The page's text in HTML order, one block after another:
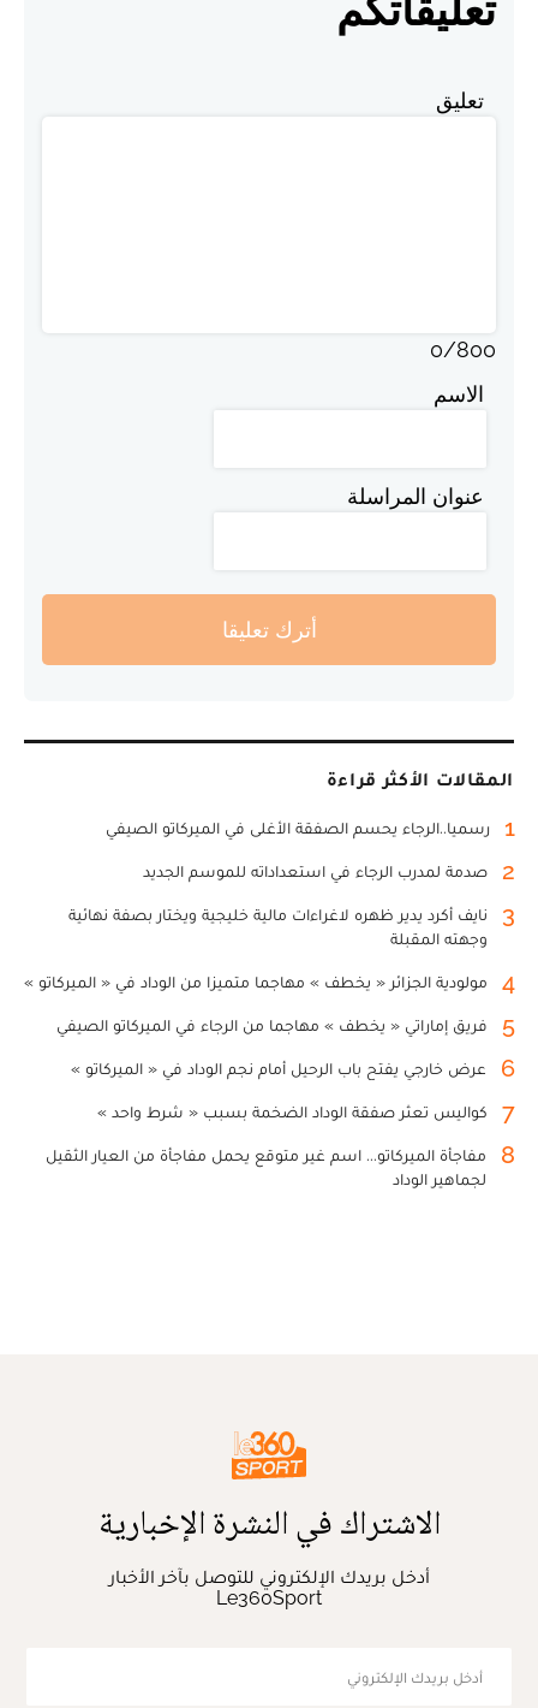
تعليقاتكم
تعليق
0/800
الاسم
عنوان المراسلة
أترك تعليقا
المقالات الأكثر قراءة
1 رسميا..الرجاء يحسم الصفقة الأغلى في الميركاتو الصيفي
2 صدمة لمدرب الرجاء في استعداداته للموسم الجديد
3
نايف أكرد يدير ظهره لاغراءات مالية خليجية ويختار بصفة نهائية
وجهته المقبلة
4 مولودية الجزائر « يخطف » مهاجما متميزا من الوداد في « الميركاتو »
5 فريق إماراتي « يخطف » مهاجما من الرجاء في الميركاتو الصيفي
6 عرض خارجي يفتح باب الرحيل أمام نجم الوداد في « الميركاتو »
7 كواليس تعثر صفقة الوداد الضخمة بسبب « شرط واحد »
8
مفاجأة الميركاتو... اسم غير متوقع يحمل مفاجأة من العيار الثقيل
لجماهير الوداد
الاشتراك في النشرة الإخبارية
أدخل بريدك الإلكتروني للتوصل بآخر الأخبار
Le360Sport